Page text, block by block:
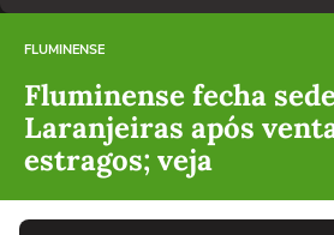
FLUMINENSE
Fluminense fecha
Laranjeiras após
estragos; veja